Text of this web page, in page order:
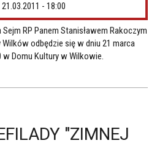
21.03.2011 - 18:00
RP Panem Stanisławem Rakoczym
odbędzie się w dniu 21 marca
w Domu Kultury w Wilkowie.
"ZIMNEJ